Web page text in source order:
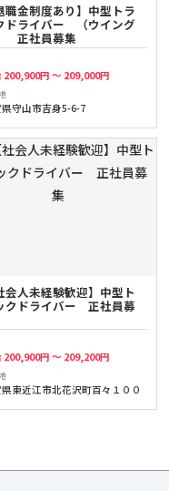
職金制度あり】中型トラ
ドライバー （ウイング
正社員募集
200,900円 ～ 209,000円
守山市吉身5-6-7
会人未経験歓迎】中型ト
クドライバー 正社員募
200,900円 ～ 209,200円
東近江市北花沢町百々１００